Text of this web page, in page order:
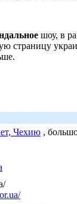
шоу, в
страницу
Чехию ,